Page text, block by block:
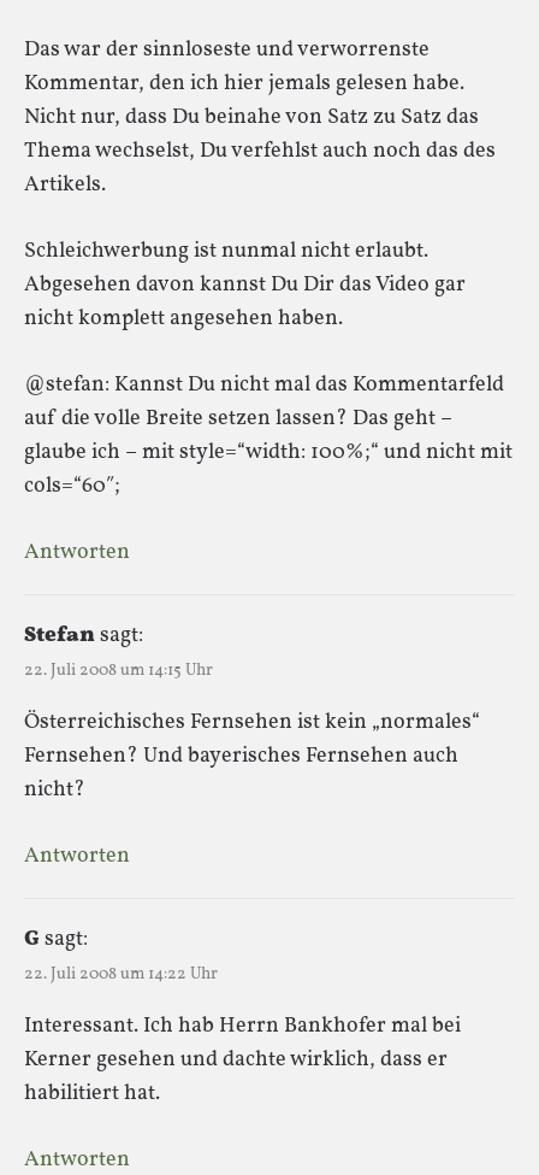
Das war der sinnloseste und verworrenste
Kommentar, den ich hier jemals gelesen habe.
Nicht nur, dass Du beinahe von Satz zu Satz das
Thema wechselst, Du verfehlst auch noch das des
Artikels.
Schleichwerbung ist nunmal nicht erlaubt.
Abgesehen davon kannst Du Dir das Video gar
nicht komplett angesehen haben.
@stefan: Kannst Du nicht mal das Kommentarfeld
auf die volle Breite setzen lassen? Das geht –
glaube ich – mit style=“width: 100%;“ und nicht mit
cols=“60″;
Antworten
Stefansagt:
22. Juli 2008 um 14:15 Uhr
Österreichisches Fernsehen ist kein „normales“
Fernsehen? Und bayerisches Fernsehen auch
nicht?
Antworten
G sagt:
22. Juli 2008 um 14:22 Uhr
Interessant. Ich hab Herrn Bankhofer mal bei
Kerner gesehen und dachte wirklich, dass er
habilitiert hat.
Antworten